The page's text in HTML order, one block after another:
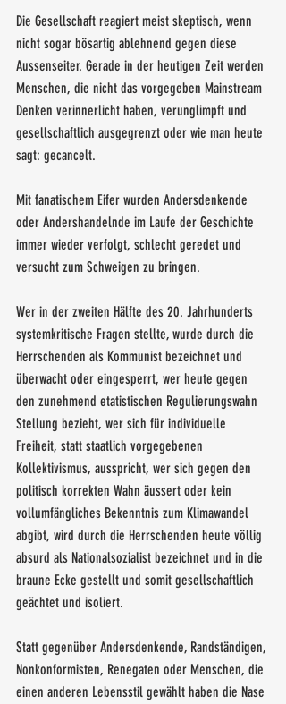
Die Gesellschaft reagiert meist skeptisch, wenn
nicht sogar bösartig ablehnend gegen diese
Aussenseiter. Gerade in der heutigen Zeit werden
Menschen, die nicht das vorgegeben Mainstream
Denken verinnerlicht haben, verunglimpft und
gesellschaftlich ausgegrenzt oder wie man heute
sagt: gecancelt.
Mit fanatischem Eifer wurden Andersdenkende
oder Andershandelnde im Laufe der Geschichte
immer wieder verfolgt, schlecht geredet und
versucht zum Schweigen zu bringen.
Wer in der zweiten Hälfte des 20. Jahrhunderts
systemkritische Fragen stellte, wurde durch die
Herrschenden als Kommunist bezeichnet und
überwacht oder eingesperrt, wer heute gegen
den zunehmend etatistischen Regulierungswahn
Stellung bezieht, wer sich für individuelle
Freiheit, statt staatlich vorgegebenen
Kollektivismus, ausspricht, wer sich gegen den
politisch korrekten Wahn äussert oder kein
vollumfängliches Bekenntnis zum Klimawandel
abgibt, wird durch die Herrschenden heute völlig
absurd als Nationalsozialist bezeichnet und in die
braune Ecke gestellt und somit gesellschaftlich
geächtet und isoliert.
Statt gegenüber Andersdenkende, Randständigen,
Nonkonformisten, Renegaten oder Menschen, die
einen anderen Lebensstil gewählt haben die Nase